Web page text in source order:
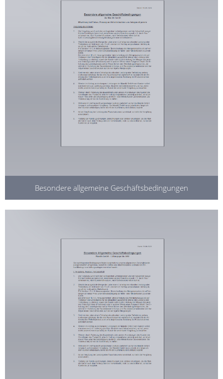
Besondere allgemeine Geschäftsbedingungen